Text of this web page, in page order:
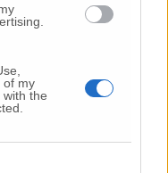
of my
the
Donna uccisa a
ammazzata”
Numana:
a Torrette
parla il sindaco:
anche i miei figli